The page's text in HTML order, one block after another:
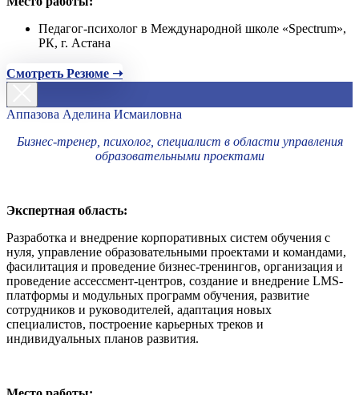
Педагог-психолог в Международной школе «Spectrum»,
РК, г. Астана
Смотреть Резюме ➝
Аппазова Аделина Исмаиловна
Бизнес-тренер, психолог, специалист в области управления
образовательными проектами
Экспертная область:
Разработка и внедрение корпоративных систем обучения с
нуля, управление образовательными проектами и командами,
фасилитация и проведение бизнес-тренингов, организация и
проведение ассессмент-центров, создание и внедрение LMS-
платформы и модульных программ обучения, развитие
сотрудников и руководителей, адаптация новых
специалистов, построение карьерных треков и
индивидуальных планов развития.